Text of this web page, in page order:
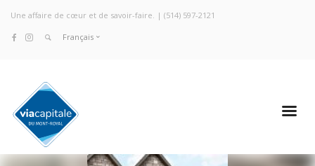
Une affaire de cœur et de savoir-faire. | (514) 597-2121
Français